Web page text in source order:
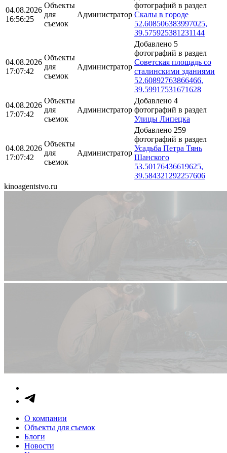
04.08.2026
16:56:25
Объекты
для
съемок
Администратор
фотографий в раздел
Скалы в городе
52.608506383997025,
39.575925381231144
04.08.2026
17:07:42
Объекты
для
съемок
Администратор
Добавлено 5
фотографий в раздел
Советская площадь со
сталинскими зданиями
52.60892763866466,
39.59917531671628
04.08.2026
17:07:42
Объекты
для
съемок
Администратор
Добавлено 4
фотографий в раздел
Улицы Липецка
04.08.2026
17:07:42
Объекты
для
съемок
Администратор
Добавлено 259
фотографий в раздел
Усадьба Петра Тянь
Шанского
53.50176436619625,
39.584321292257606
kinoagentstvo.ru
О компании
Объекты для съемок
Блоги
Новости